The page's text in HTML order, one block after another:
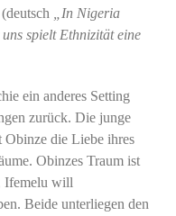
(deutsch
„In Nigeria
spielt Ethnizität eine
ein anderes Setting
zurück. Die junge
die Liebe ihres
Obinzes Traum ist
Ifemelu will
Beide unterliegen den